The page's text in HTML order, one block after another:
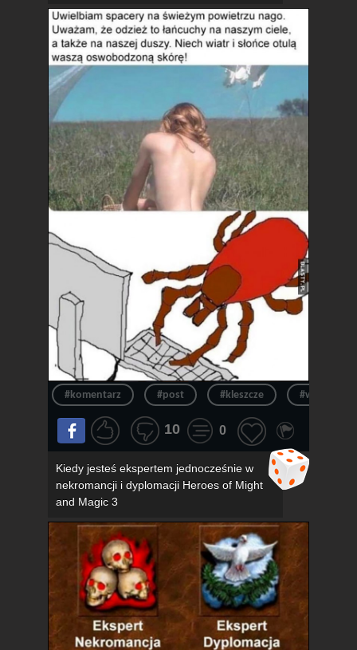
#komentarz #post #kleszcze #wpis
10 0
Kiedy jesteś ekspertem jednocześnie w
nekromancji i dyplomacji Heroes of Might
and Magic 3